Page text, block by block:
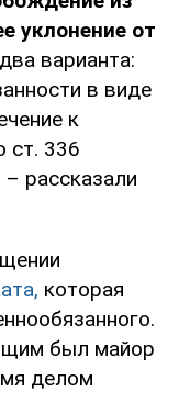
уклонение от
варианта:
в виде
к
ст. 336
рассказали
которая
был майор
делом